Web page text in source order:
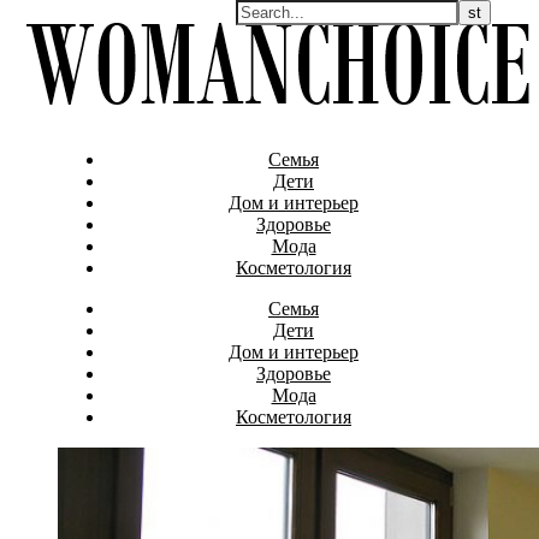
Семья
Дети
Дом и интерьер
Здоровье
Мода
Косметология
Семья
Дети
Дом и интерьер
Здоровье
Мода
Косметология